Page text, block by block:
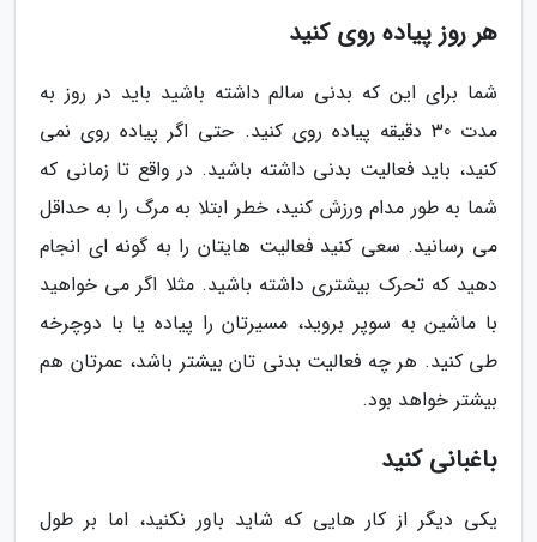
هر روز پیاده روی کنید
شما برای این که بدنی سالم داشته باشید باید در روز به
مدت 30 دقیقه پیاده روی کنید. حتی اگر پیاده روی نمی
کنید، باید فعالیت بدنی داشته باشید. در واقع تا زمانی که
شما به طور مدام ورزش کنید، خطر ابتلا به مرگ را به حداقل
می رسانید. سعی کنید فعالیت هایتان را به گونه ای انجام
دهید که تحرک بیشتری داشته باشید. مثلا اگر می خواهید
با ماشین به سوپر بروید، مسیرتان را پیاده یا با دوچرخه
طی کنید. هر چه فعالیت بدنی تان بیشتر باشد، عمرتان هم
بیشتر خواهد بود.
باغبانی کنید
یکی دیگر از کار هایی که شاید باور نکنید، اما بر طول